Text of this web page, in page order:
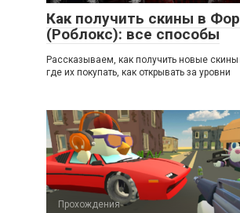
Как получить скины в
(Роблокс): все способы
Рассказываем, как получить новые скины
где их покупать, как открывать за уровни
Прохождения